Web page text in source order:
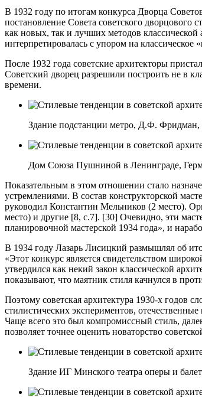
В 1932 году по итогам конкурса Дворца
постановление Совета советского дворцового
как новых, так и лучших методов
интерпретировалась с упором на классическое
После 1932 года советские архитекторы
Советский дворец разрешили построить не в
времени.
Здание подстанции метро, ​​Д.Ф. Фридман,
Дом Союза Пушниной в Ленинграде,
Показательным в этом отношении стало
устремлениями. В состав конструкторской
руководил Константин Мельников (2 место).
место) и другие [8, с.7]. [30] Очевидно, эти
планировочной мастерской 1934 года», и
В 1934 году Лазарь Лисицкий размышлял об
«Этот конкурс является свидетельством
утвердился как некий закон классической
показывают, что маятник стиля качнулся в
Поэтому советская архитектура 1930-х годов
стилистических экспериментов,
Чаще всего это был компромиссный стиль,
позволяет точнее оценить новаторство
Здание ИГ Минского театра оперы и